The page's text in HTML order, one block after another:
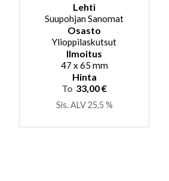
Lehti
Suupohjan Sanomat
Osasto
Ylioppilaskutsut
Ilmoitus
47 x 65 mm
Hinta
To 33,00 €
Sis. ALV 25,5 %